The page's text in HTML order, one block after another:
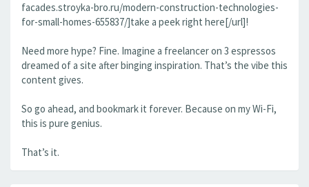
facades.stroyka-bro.ru/modern-construction-technologies-
for-small-homes-655837/]take a peek right here[/url]!
Need more hype? Fine. Imagine a freelancer on 3 espressos
dreamed of a site after binging inspiration. That’s the vibe this
content gives.
So go ahead, and bookmark it forever. Because on my Wi-Fi,
this is pure genius.
That’s it.